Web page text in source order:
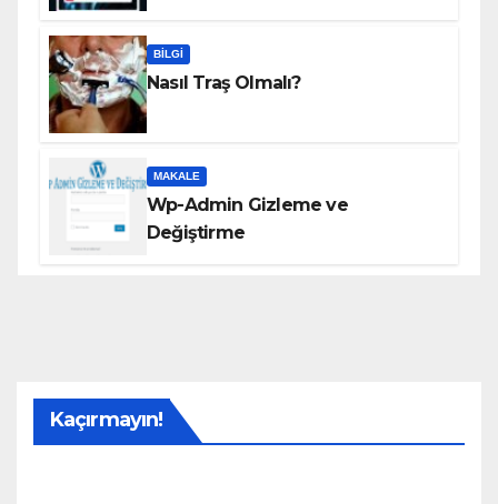
BILGI
Nasıl Traş Olmalı?
MAKALE
Wp-Admin Gizleme ve
Değiştirme
Kaçırmayın!